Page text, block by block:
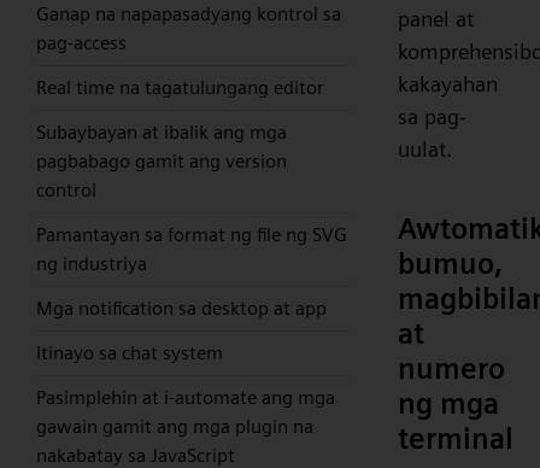
Ganap na napapasadyang kontrol sa
pag-access
Real time na tagatulungang editor
Subaybayan at ibalik ang mga
pagbabago gamit ang version
control
Pamantayan sa format ng file ng SVG
ng industriya
Mga notification sa desktop at app
Itinayo sa chat system
Pasimplehin at i-automate ang mga
gawain gamit ang mga plugin na
nakabatay sa JavaScript
panel at
kakayahan
sa pag-
uulat.
bumuo,
at
numero
ng mga
terminal